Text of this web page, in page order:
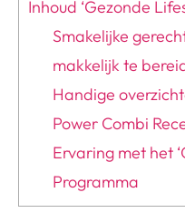
Inhoud ‘Gezonde
Smakelijke
makkelijk te
Handige
Power Combi
Ervaring met het
Programma